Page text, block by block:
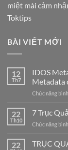
miệt mài cảm
Toktips
BÀI VIẾT MỚI
12
Th7
IDOS
Metadata
Chức năng
22
Th10
7 Trục
Chức năng
22
TRỤC